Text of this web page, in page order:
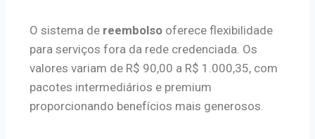
O sistema de reembolso oferece flexibilidade
para serviços fora da rede credenciada. Os
valores variam de R$ 90,00 a R$ 1.000,35, com
pacotes intermediários e premium
proporcionando benefícios mais generosos.